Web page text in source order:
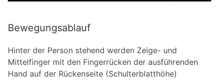
Bewegungsablauf
Hinter der Person stehend werden Zeige- und
Mittelfinger mit den Fingerrücken der ausführenden
Hand auf der Rückenseite (Schulterblatthöhe)